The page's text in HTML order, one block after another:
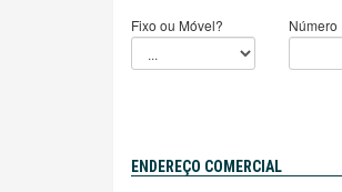
Fixo ou Móvel? Número
ENDEREÇO COMERCIAL